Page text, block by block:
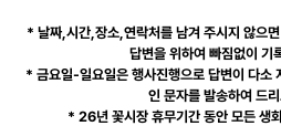
* 날짜,시간,장소,연락처를 남겨 주시지 않으
답변을 위하여 빠짐없이 기
* 금요일-일요일은 행사진행으로 답변이 다소
인 문자를 발송하여 드
* 26년 꽃시장 휴무기간 동안 모든 생